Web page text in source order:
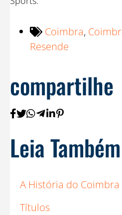
Coimbra,
Resende
compartilhe
Leia Também
A História do Coimbra
Títulos